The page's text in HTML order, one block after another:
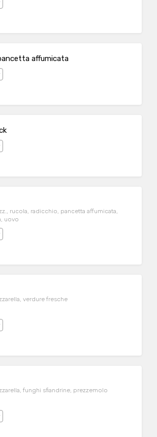
affumicata
rucola, radicchio, pancetta affumicata,
uovo
verdure fresche
funghi sfiandrine, prezzemolo